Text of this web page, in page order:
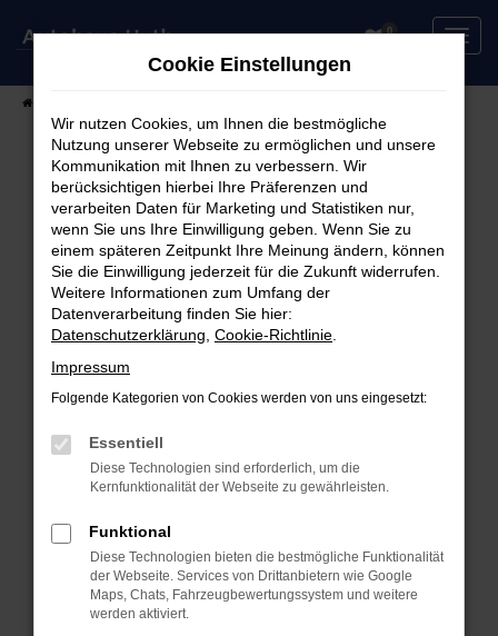
Zum
0
Fehler: Network Error
Beim Laden ist ein Fehler aufgetreten.
Hier sind ein paar Tipps, die dir helfen können:
Überprüfe deine Firewall und deine
Internetverbindung.
Laden andere Webseiten, zum Beispiel deine
Manche Erweiterungen, wie Werbeblocker,
können das Laden bestimmter Seiten
verhindern. Funktioniert die Seite in einem
Fenster?
Starte dein Gerät neu.
Das kann manchmal helfen, vorübergehende
Probleme zu beheben.
Cookie Einstellungen
Wir nutzen Cookies, um Ihnen die bestmögliche
Nutzung unserer Webseite zu ermöglichen und unsere
Kommunikation mit Ihnen zu verbessern. Wir
berücksichtigen hierbei Ihre Präferenzen und
verarbeiten Daten für Marketing und Statistiken nur,
wenn Sie uns Ihre Einwilligung geben. Wenn Sie zu
einem späteren Zeitpunkt Ihre Meinung ändern, können
Sie die Einwilligung jederzeit für die Zukunft widerrufen.
Weitere Informationen zum Umfang der
Datenverarbeitung finden Sie hier:
Datenschutzerklärung Cookie-Richtlinie
Impressum
Folgende Kategorien von Cookies werden von uns eingesetzt:
Essentiell
Diese Technologien sind erforderlich, um die
Kernfunktionalität der Webseite zu gewährleisten.
Funktional
Diese Technologien bieten die bestmögliche Funktionalität
der Webseite. Services von Drittanbietern wie Google
Maps, Chats, Fahrzeugbewertungssystem und weitere
werden aktiviert.